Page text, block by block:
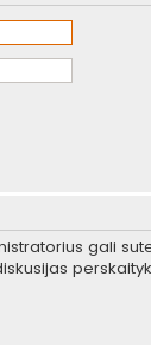
gali